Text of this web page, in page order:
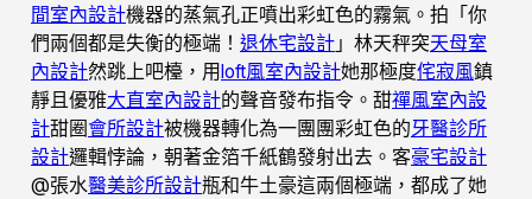
間室內設計機器的蒸氣孔正噴出彩虹色的霧氣。拍「你
們兩個都是失衡的極端！ 退休宅設計 」林天秤突天母室
內設計然跳上吧檯，用loft風室內設計她那極度侘寂風鎮
靜且優雅大直室內設計的聲音發布指令。甜禪風室內設
計甜圈會所設計被機器轉化為一團團彩虹色的牙醫診所
設計邏輯悖論，朝著金箔千紙鶴發射出去。客豪宅設計
@張水醫美診所設計瓶和牛土豪這兩個極端，都成了她